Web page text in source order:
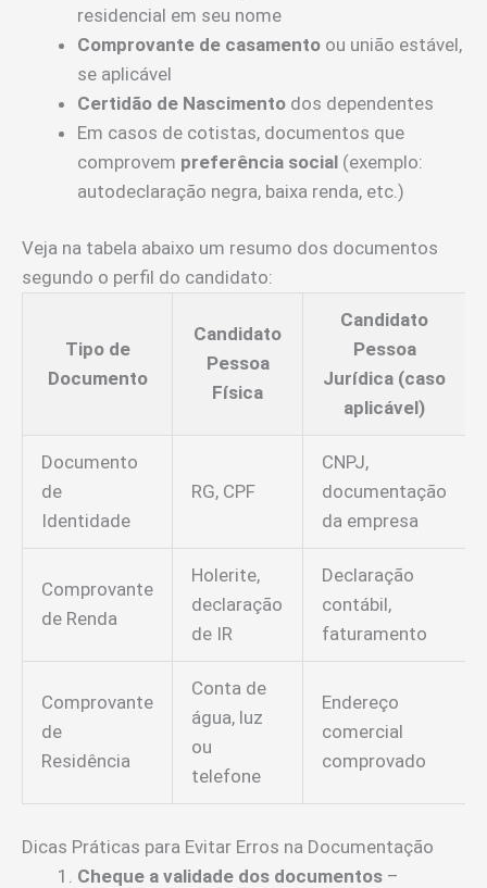
residencial em seu nome
Comprovante de casamento ou união estável,
se aplicável
Certidão de Nascimento dos dependentes
Em casos de cotistas, documentos que
comprovem preferência social (exemplo:
autodeclaração negra, baixa renda, etc.)
Veja na tabela abaixo um resumo dos documentos
segundo o perfil do candidato:
Tipo de
Documento
Candidato
Pessoa
Física
Candidato
Pessoa
Jurídica (caso
aplicável)
Documento
de
Identidade
RG, CPF
CNPJ,
documentação
da empresa
Comprovante
de Renda
Holerite,
declaração
de IR
Declaração
contábil,
faturamento
Comprovante
de
Residência
Conta de
água, luz
ou
telefone
Endereço
comercial
comprovado
Dicas Práticas para Evitar Erros na Documentação
Cheque a validade dos documentos –